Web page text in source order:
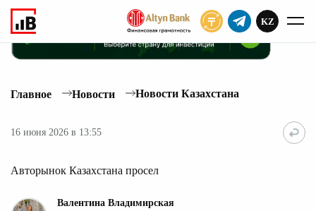
KZ
Главное Новости Новости Казахстана
16 июня 2026 в 13:55
Авторынок Казахстана просел
Валентина Владимирская